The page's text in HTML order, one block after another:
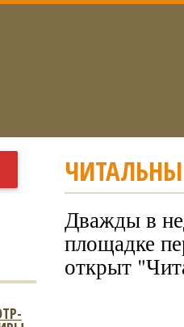
Дважды в
площадке
открыт